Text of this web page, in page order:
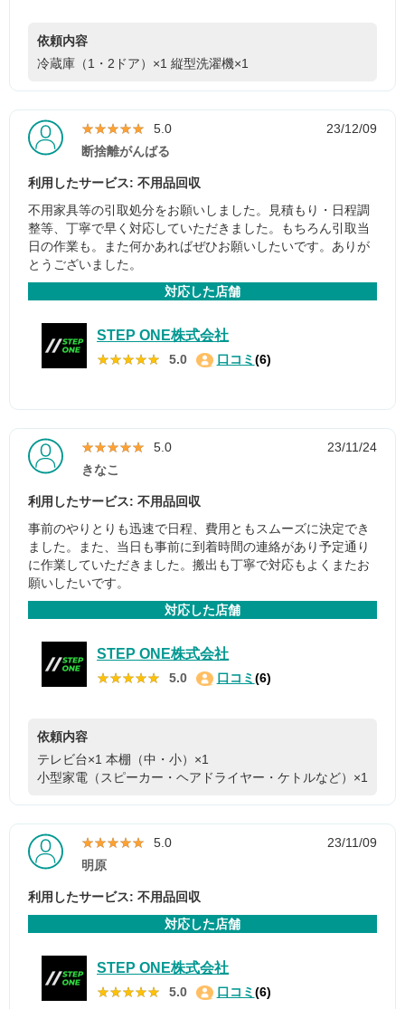
依頼内容
冷蔵庫（1・2ドア）×1 縦型洗濯機×1
★★★★★
★★★★★ 5.0
23/12/09
断捨離がんばる
利用したサービス: 不用品回収
不用家具等の引取処分をお願いしました。見積もり・日程調
整等、丁寧で早く対応していただきました。もちろん引取当
日の作業も。また何かあればぜひお願いしたいです。ありが
とうございました。
対応した店舗
STEP ONE株式会社
★★★★★
★★★★★ 5.0 口コミ (6)
★★★★★
★★★★★ 5.0
23/11/24
きなこ
利用したサービス: 不用品回収
事前のやりとりも迅速で日程、費用ともスムーズに決定でき
ました。また、当日も事前に到着時間の連絡があり予定通り
に作業していただきました。搬出も丁寧で対応もよくまたお
願いしたいです。
対応した店舗
STEP ONE株式会社
★★★★★
★★★★★ 5.0 口コミ (6)
依頼内容
テレビ台×1 本棚（中・小）×1
小型家電（スピーカー・ヘアドライヤー・ケトルなど）×1
★★★★★
★★★★★ 5.0
23/11/09
明原
利用したサービス: 不用品回収
対応した店舗
STEP ONE株式会社
★★★★★
★★★★★ 5.0 口コミ (6)